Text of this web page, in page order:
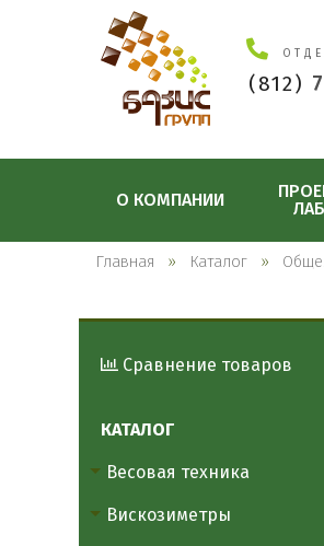
(812)
О КОМПАНИИ
Главная Каталог
Сравнение товаров
КАТАЛОГ
Весовая техника
Вискозиметры